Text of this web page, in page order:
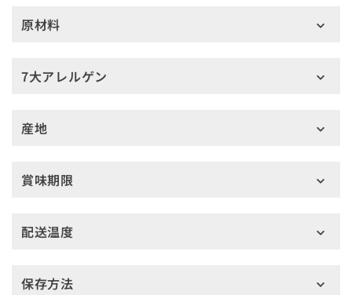
原材料
7大アレルゲン
産地
賞味期限
配送温度
保存方法